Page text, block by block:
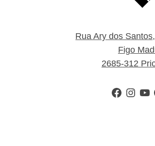
Rua Ary dos
Figo
2685-312
Facebook